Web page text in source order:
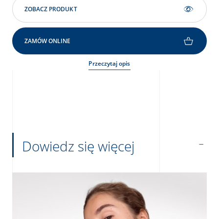
ZOBACZ PRODUKT
ZAMÓW ONLINE
Przeczytaj opis
Dowiedz się więcej